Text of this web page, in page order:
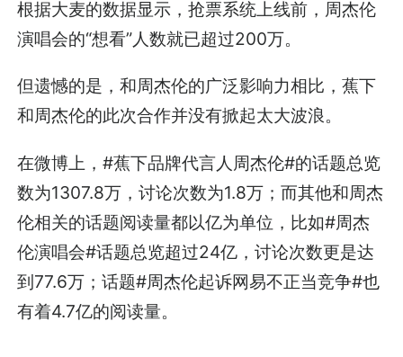
根据大麦的数据显示，抢票系统上线前，周杰伦
演唱会的“想看”人数就已超过200万。
但遗憾的是，和周杰伦的广泛影响力相比，蕉下
和周杰伦的此次合作并没有掀起太大波浪。
在微博上，#蕉下品牌代言人周杰伦#的话题总览
数为1307.8万，讨论次数为1.8万；而其他和周杰
伦相关的话题阅读量都以亿为单位，比如#周杰
伦演唱会#话题总览超过24亿，讨论次数更是达
到77.6万；话题#周杰伦起诉网易不正当竞争#也
有着4.7亿的阅读量。